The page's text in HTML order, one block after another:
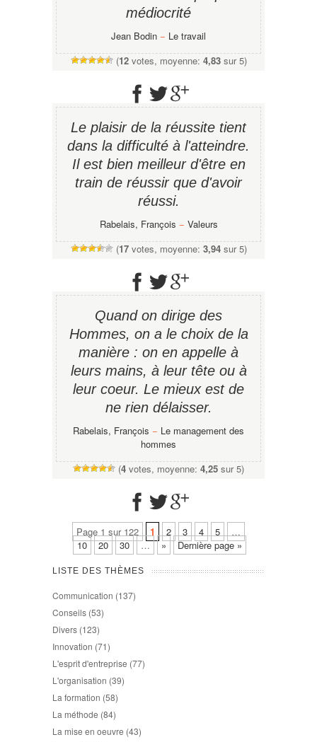
médiocrité
Jean Bodin − Le travail
(12votes, moyenne: 4,83sur 5)
Le plaisir de la réussite tient
dans la difficulté à l'atteindre.
Il est bien meilleur d'être en
train de réussir que d'avoir
réussi.
Rabelais, François − Valeurs
(17votes, moyenne: 3,94sur 5)
Quand on dirige des
Hommes, on a le choix de la
manière : on en appelle à
leurs mains, à leur tête ou à
leur coeur. Le mieux est de
ne rien délaisser.
Rabelais, François − Le management des
hommes
(4 votes, moyenne: 4,25 sur 5)
Page 1 sur 122 1 2 3 4 5
…
10
20 30 … » Dernière page »
LISTE DES THÈMES
Communication (137)
Conseils (53)
Divers (123)
Innovation (71)
L'esprit d'entreprise (77)
L'organisation (39)
La formation (58)
La méthode (84)
La mise en oeuvre (43)